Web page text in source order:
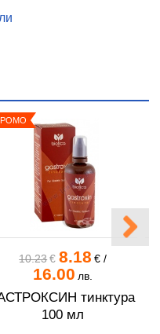
10.23€ 8.18 €/
16.00 лв.
тинктура
100 мл